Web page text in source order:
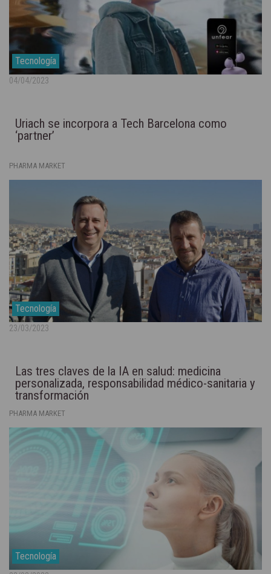
Tecnología
04/04/2023
Uriach se incorpora a Tech Barcelona como
‘partner’
PHARMA MARKET
Tecnología
23/03/2023
Las tres claves de la IA en salud: medicina
personalizada, responsabilidad médico-sanitaria y
transformación
PHARMA MARKET
Tecnología